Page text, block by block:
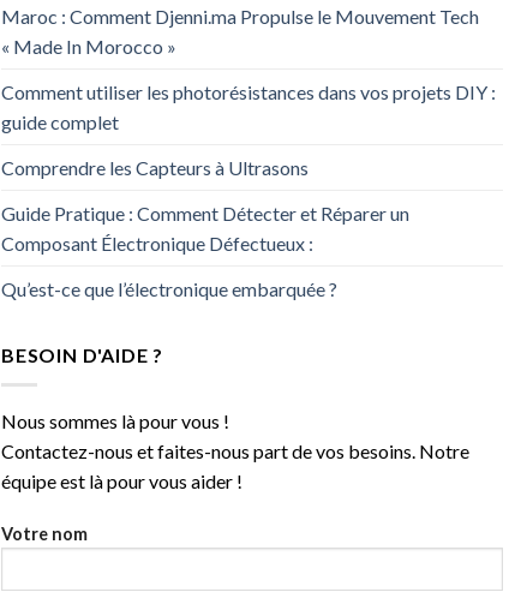
Maroc : Comment Djenni.ma Propulse le Mouvement Tech
« Made In Morocco »
Comment utiliser les photorésistances dans vos projets DIY :
guide complet
Comprendre les Capteurs à Ultrasons
Guide Pratique : Comment Détecter et Réparer un
Composant Électronique Défectueux :
Qu’est-ce que l’électronique embarquée ?
BESOIN D'AIDE ?
Nous sommes là pour vous !
Contactez-nous et faites-nous part de vos besoins. Notre
équipe est là pour vous aider !
Votre nom